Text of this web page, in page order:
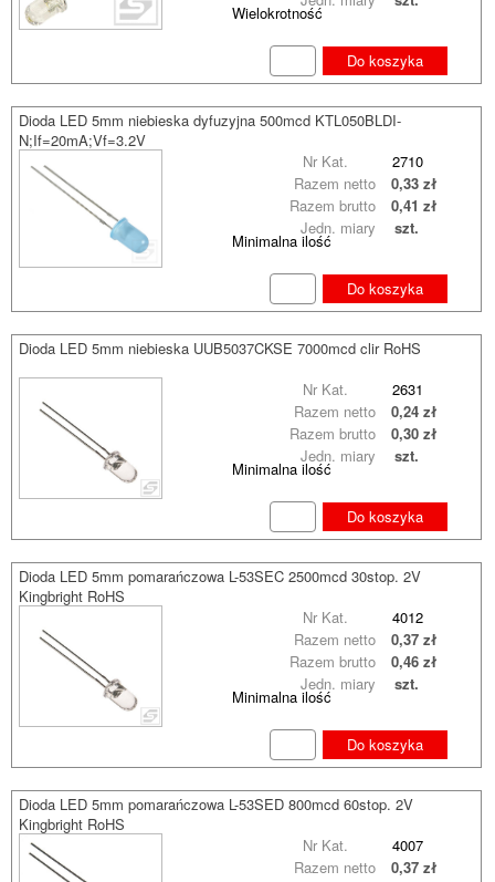
Wielokrotność
Do koszyka
Dioda LED 5mm niebieska dyfuzyjna 500mcd KTL050BLDI-
N;If=20mA;Vf=3.2V
Minimalna ilość
Nr Kat. 2710
Razem brutto 0,41 zł
Razem netto 0,33 zł
Jedn. miary szt.
Do koszyka
Dioda LED 5mm niebieska UUB5037CKSE 7000mcd clir RoHS
Minimalna ilość
Nr Kat. 2631
Razem brutto 0,30 zł
Razem netto 0,24 zł
Jedn. miary szt.
Do koszyka
Dioda LED 5mm pomarańczowa L-53SEC 2500mcd 30stop. 2V
Kingbright RoHS
Minimalna ilość
Nr Kat. 4012
Razem brutto 0,46 zł
Razem netto 0,37 zł
Jedn. miary szt.
Do koszyka
Dioda LED 5mm pomarańczowa L-53SED 800mcd 60stop. 2V
Kingbright RoHS
Nr Kat. 4007
Razem netto 0,37 zł